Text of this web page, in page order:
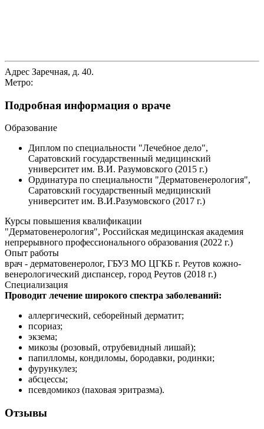
Адрес Заречная, д. 40.
Метро:
Подробная информация о враче
Образование
Диплом по специальности "Лечебное дело",
Саратовский государственный медицинский
университет им. В.И. Разумовского (2015 г.)
Ординатура по специальности "Дерматовенерология",
Саратовский государственный медицинский
университет им. В.И.Разумовского (2017 г.)
Курсы повышения квалификации
"Дерматовенерология", Российская медицинская академия
непрерывного профессионального образования (2022 г.)
Опыт работы
врач - дерматовенеролог, ГБУЗ МО ЦГКБ г. Реутов кожно-
венерологический диспансер, город Реутов (2018 г.)
Специализация
Проводит лечение широкого спектра заболеваний:
аллергический, себорейный дерматит;
псориаз;
экзема;
микозы (розовый, отрубевидный лишай);
папилломы, кондиломы, бородавки, родинки;
фурункулез;
абсцессы;
псевдомикоз (паховая эритразма).
Отзывы